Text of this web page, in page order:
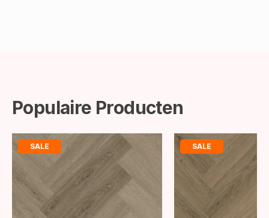
Populaire Producten
SALE SALE